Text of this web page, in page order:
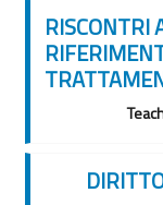
RISCONTRI